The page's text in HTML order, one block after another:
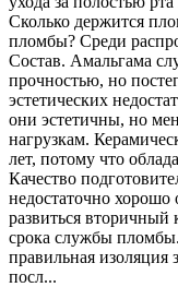
Сколько держится
пломбы? Среди
Состав. Амальгама
прочностью, но
эстетических
они эстетичны, но
нагрузкам.
лет, потому что
Качество
недостаточно
развиться вторичный
срока службы
правильная
посл...